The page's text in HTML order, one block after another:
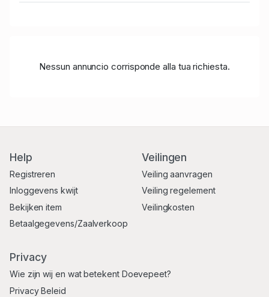
Nessun annuncio corrisponde alla tua richiesta.
Help
Registreren
Inloggevens kwijt
Bekijken item
Betaalgegevens/Zaalverkoop
Veilingen
Veiling aanvragen
Veiling regelement
Veilingkosten
Privacy
Wie zijn wij en wat betekent Doevepeet?
Privacy Beleid